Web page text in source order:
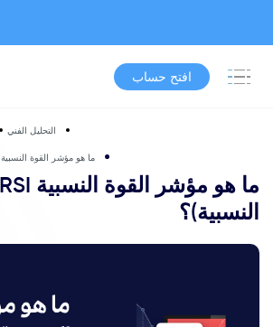
افتح حساب
التحليل الفني
ما هو مؤشر القوة النسبية RSI (مؤشر القوة النسبية)؟
النسبية)؟